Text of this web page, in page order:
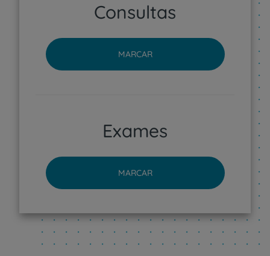
Consultas
MARCAR
Exames
MARCAR